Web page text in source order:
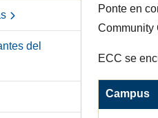
del
Ponte en
Community
ECC se
Campus